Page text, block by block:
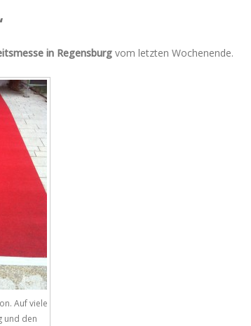
in Regensburg vom letzten Wochenende.
Auf viele
und den